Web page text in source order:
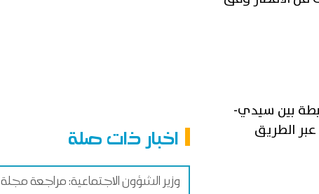
اخبار ذات صلة
وزير الشؤون الاجتماعية: مراجعة مجلة
-الرّابطة بين سيدي
الطريق